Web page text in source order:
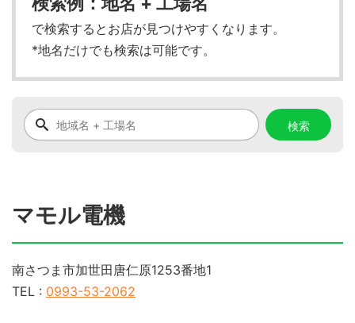
で検索するとお店が見つけやすくなります。
*地名だけでも検索は可能です。
マモル電機
南さつま市加世田唐仁原1253番地1
TEL : 0993-53-2062